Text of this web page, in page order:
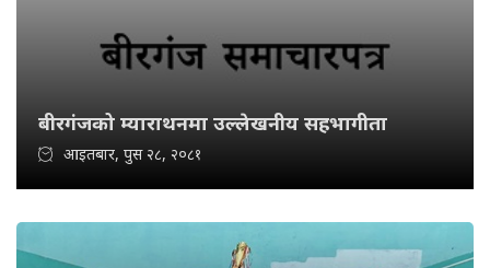
बीरगंजको म्याराथनमा उल्लेखनीय सहभागीता
आइतबार, पुस २८, २०८१